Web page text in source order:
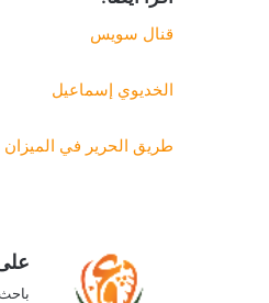
قنال سويس
الخديوي إسماعيل
طريق الحرير في الميزان